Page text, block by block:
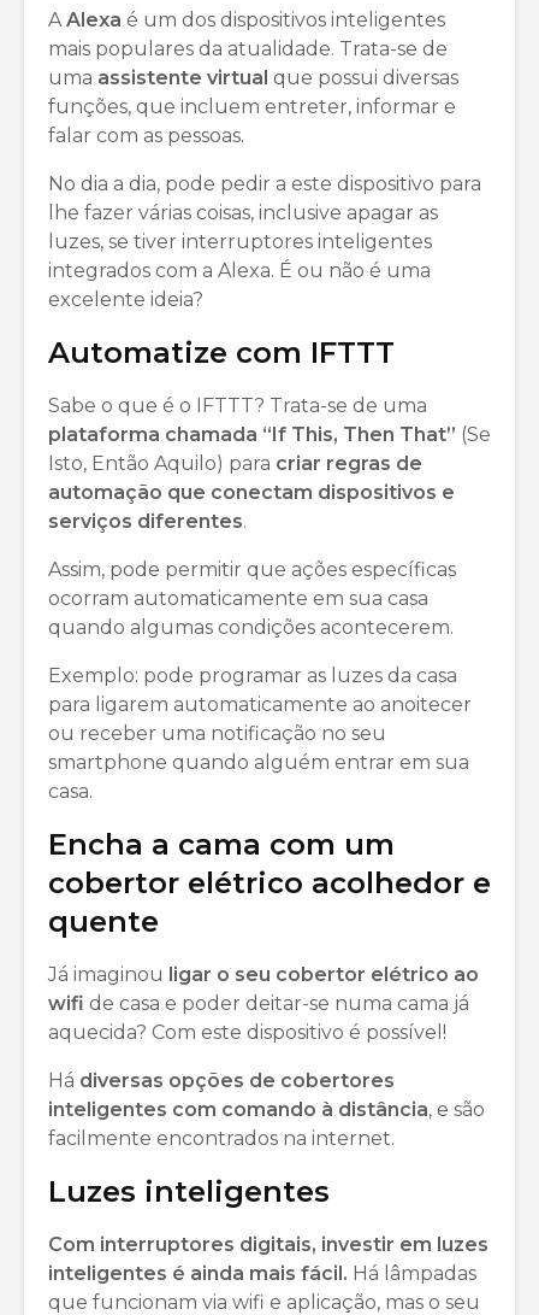
AAlexa é um dos dispositivos inteligentes
mais populares da atualidade. Trata-se de
uma assistente virtual que possui diversas
funções, que incluem entreter, informar e
falar com as pessoas.
No dia a dia, pode pedir a este dispositivo para
lhe fazer várias coisas, inclusive apagar as
luzes, se tiver interruptores inteligentes
integrados com a Alexa. É ou não é uma
excelente ideia?
Automatize com IFTTT
Sabe o que é o IFTTT? Trata-se de uma
plataforma chamada “If This, Then That” (Se
Isto, Então Aquilo) para criar regras de
automação que conectam dispositivos e
serviços diferentes.
Assim, pode permitir que ações específicas
ocorram automaticamente em sua casa
quando algumas condições acontecerem.
Exemplo: pode programar as luzes da casa
para ligarem automaticamente ao anoitecer
ou receber uma notificação no seu
smartphone quando alguém entrar em sua
casa.
Encha a cama com um
cobertor elétrico acolhedor e
quente
Já imaginou ligar o seu cobertor elétrico ao
wifi de casa e poder deitar-se numa cama já
aquecida? Com este dispositivo é possível!
Há diversas opções de cobertores
inteligentes com comando à distância, e são
facilmente encontrados na internet.
Luzes inteligentes
Com interruptores digitais, investir em luzes
inteligentes é ainda mais fácil. Há lâmpadas
que funcionam via wifi e aplicação, mas o seu